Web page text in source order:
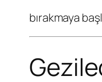
bırakmaya